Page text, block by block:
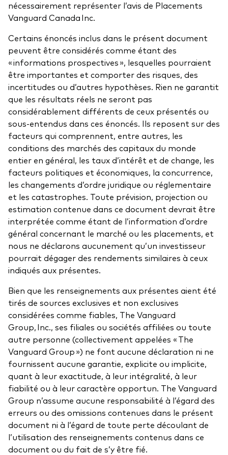
nécessairement représenter l’avis de Placements
Vanguard Canada Inc.
Certains énoncés inclus dans le présent document
peuvent être considérés comme étant des
« informations prospectives », lesquelles pourraient
être importantes et comporter des risques, des
incertitudes ou d’autres hypothèses. Rien ne garantit
que les résultats réels ne seront pas
considérablement différents de ceux présentés ou
sous-entendus dans ces énoncés. Ils reposent sur des
facteurs qui comprennent, entre autres, les
conditions des marchés des capitaux du monde
entier en général, les taux d’intérêt et de change, les
facteurs politiques et économiques, la concurrence,
les changements d’ordre juridique ou réglementaire
et les catastrophes. Toute prévision, projection ou
estimation contenue dans ce document devrait être
interprétée comme étant de l’information d’ordre
général concernant le marché ou les placements, et
nous ne déclarons aucunement qu’un investisseur
pourrait dégager des rendements similaires à ceux
indiqués aux présentes.
Bien que les renseignements aux présentes aient été
tirés de sources exclusives et non exclusives
considérées comme fiables, The Vanguard
Group, Inc., ses filiales ou sociétés affiliées ou toute
autre personne (collectivement appelées « The
Vanguard Group ») ne font aucune déclaration ni ne
fournissent aucune garantie, explicite ou implicite,
quant à leur exactitude, à leur intégralité, à leur
fiabilité ou à leur caractère opportun. The Vanguard
Group n’assume aucune responsabilité à l’égard des
erreurs ou des omissions contenues dans le présent
document ni à l’égard de toute perte découlant de
l’utilisation des renseignements contenus dans ce
document ou du fait de s’y être fié.